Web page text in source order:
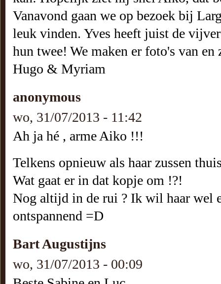
Vanavond gaan we op bezoek bij
leuk vinden. Yves heeft juist de
hun twee! We maken er foto's van
Hugo & Myriam
anonymous
wo, 31/07/2013 - 11:42
Ah ja hé , arme Aiko !!!
Telkens opnieuw als haar zussen
Wat gaat er in dat kopje om !?!
Nog altijd in de rui ? Ik wil haar wel
ontspannend =D
Bart Augustijns
wo, 31/07/2013 - 00:09